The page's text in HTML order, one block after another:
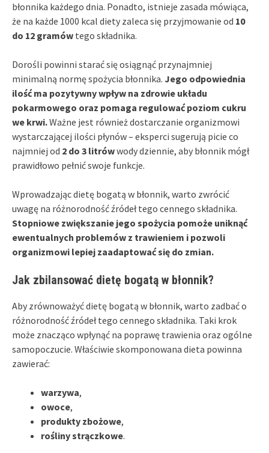
błonnika każdego dnia. Ponadto, istnieje zasada mówiąca,
że na każde 1000 kcal diety zaleca się przyjmowanie od 10
do 12 gramów tego składnika.
Dorośli powinni starać się osiągnąć przynajmniej
minimalną normę spożycia błonnika. Jego odpowiednia
ilość ma pozytywny wpływ na zdrowie układu
pokarmowego oraz pomaga regulować poziom cukru
we krwi.Ważne jest również dostarczanie organizmowi
wystarczającej ilości płynów – eksperci sugerują picie co
najmniej od 2 do 3 litrówwody dziennie, aby błonnik mógł
prawidłowo pełnić swoje funkcje.
Wprowadzając dietę bogatą w błonnik, warto zwrócić
uwagę na różnorodność źródeł tego cennego składnika.
Stopniowe zwiększanie jego spożycia pomoże uniknąć
ewentualnych problemów z trawieniem i pozwoli
organizmowi lepiej zaadaptować się do zmian.
Jak zbilansować dietę bogatą w błonnik?
Aby zrównoważyć dietę bogatą w błonnik, warto zadbać o
różnorodność źródeł tego cennego składnika. Taki krok
może znacząco wpłynąć na poprawę trawienia oraz ogólne
samopoczucie. Właściwie skomponowana dieta powinna
zawierać:
warzywa,
owoce,
produkty zbożowe,
rośliny strączkowe.